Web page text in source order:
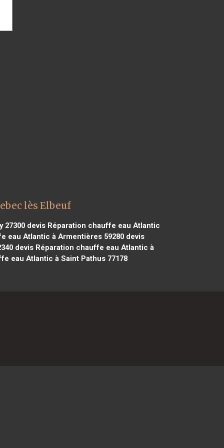
lès Elbeuf
27300devis Réparation chauffe eau Atlantic
eau Atlantic à Armentières 59280devis
devis Réparation chauffe eau Atlantic à
eau Atlantic à Saint Pathus 77178